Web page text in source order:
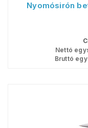
Nyomósirón
Nettó
Bruttó